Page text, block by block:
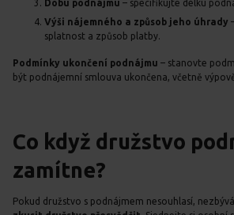
Dobu podnájmu – specifikujte délku
Výši nájemného a způsob jeho úhrady
splatnost a způsob platby.
Podmínky ukončení podnájmu – stanovte
být podnájemní smlouva ukončena, včetně
Co když družstvo
zamítne?
Pokud družstvo s podnájmem nesouhlasí,